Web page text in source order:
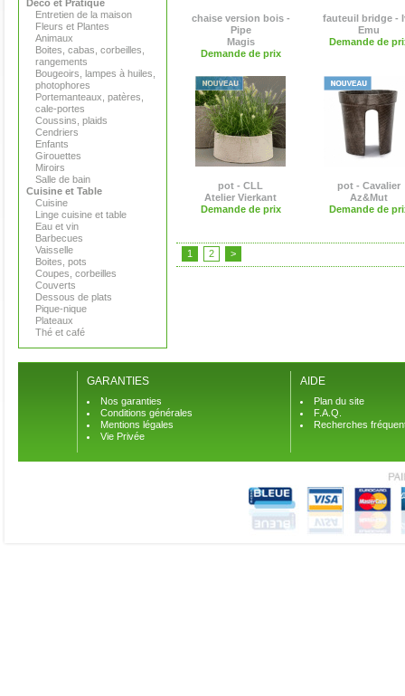
Déco et Pratique
Entretien de la maison
Fleurs et Plantes
Animaux
Boites, cabas, corbeilles,
rangements
Bougeoirs, lampes à huiles,
photophores
Portemanteaux, patères,
cale-portes
Coussins, plaids
Cendriers
Enfants
Girouettes
Miroirs
Salle de bain
Cuisine et Table
Cuisine
Linge cuisine et table
Eau et vin
Barbecues
Vaisselle
Boites, pots
Coupes, corbeilles
Couverts
Dessous de plats
Pique-nique
Plateaux
Thé et café
chaise version bois -
Pipe
Magis
Demande de prix
fauteuil bridge -
Emu
Demande de
pot - CLL
Atelier Vierkant
Demande de prix
pot - Cavalier
Az&Mut
Demande de
1 2 >
GARANTIES
Nos garanties
Conditions générales
Mentions légales
Vie Privée
AIDE
Plan du site
F.A.Q.
Recherches